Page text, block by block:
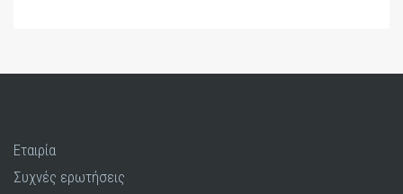
Εταιρία
Συχνές ερωτήσεις